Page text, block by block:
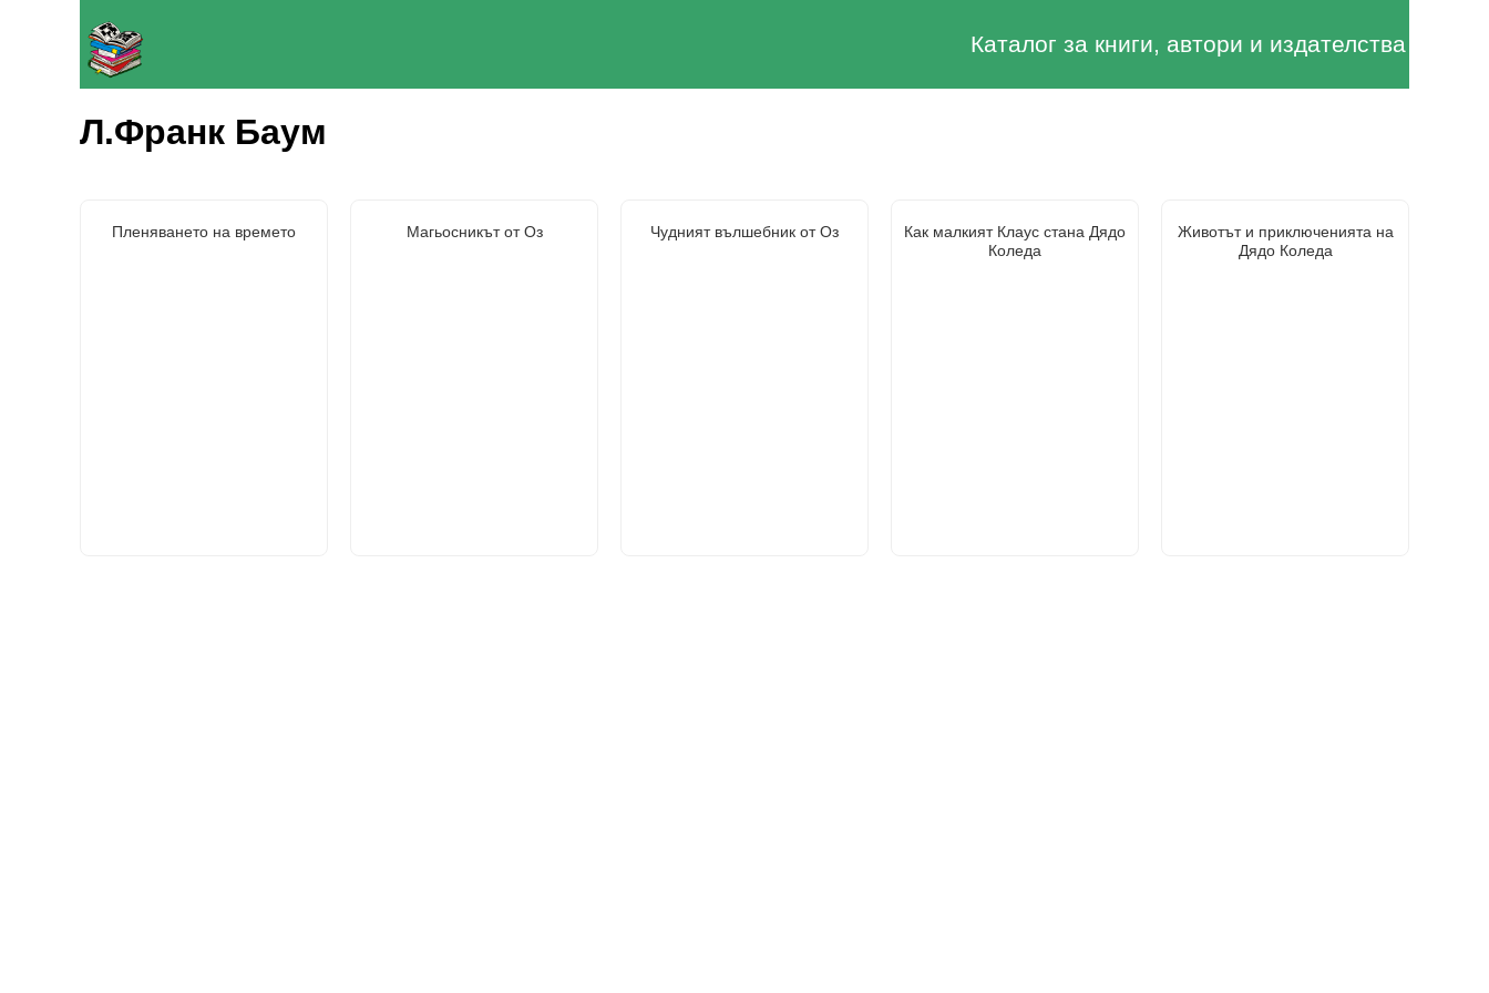
Каталог за книги, автори и издателства
Л.Франк Баум
Пленяването на времето Магьосникът от Оз Чудният вълшебник от Оз
Как малкият Клаус стана Дядо
Коледа
Животът и приключенията на
Дядо Коледа